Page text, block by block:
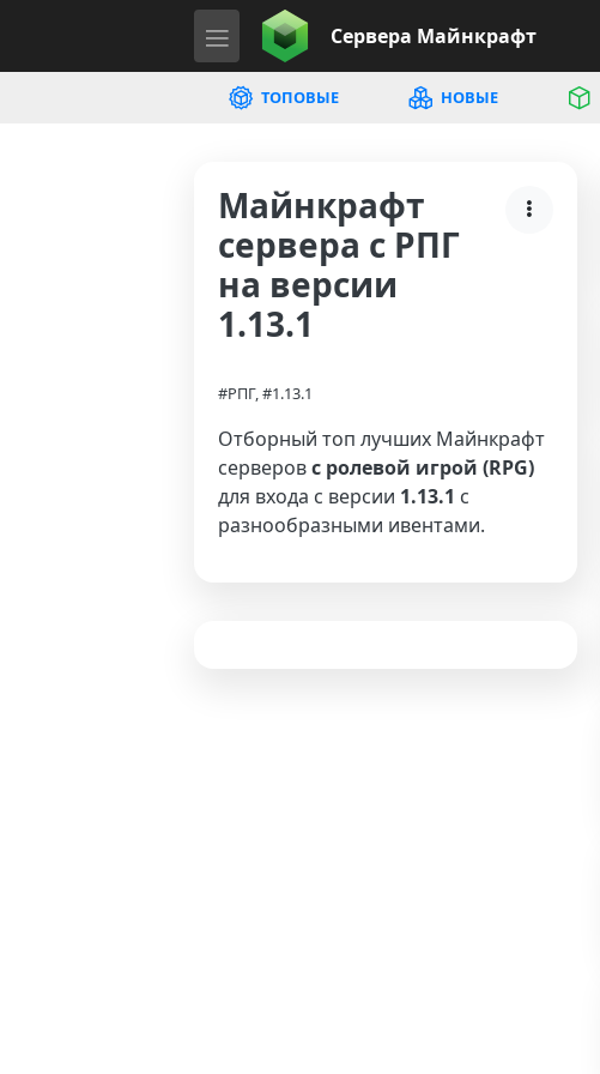
Сервера Майнкрафт
ТОПОВЫЕ НОВЫЕ
Майнкрафт
сервера с РПГ
на версии
1.13.1
#РПГ, #1.13.1
Отборный топ лучших Майнкрафт
серверовс ролевой игрой (RPG)
для входа с версии 1.13.1 с
разнообразными ивентами.